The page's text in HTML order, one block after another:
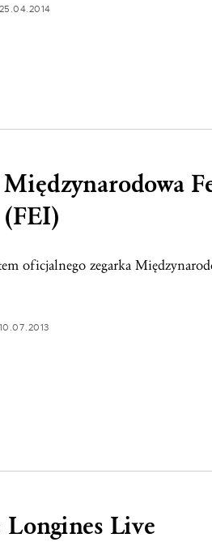
25.04.2014
(FEI)
oficjalnego zegarka
10.07.2013
Longines Live